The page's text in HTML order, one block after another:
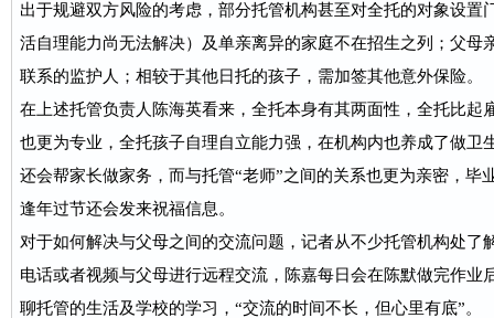
出于规避双方风险的考虑，部分托管机构甚至对全托的对象设置
活自理能力尚无法解决）及单亲离异的家庭不在招生之列；父母
联系的监护人；相较于其他日托的孩子，需加签其他意外保险。
在上述托管负责人陈海英看来，全托本身有其两面性，全托比起
也更为专业，全托孩子自理自立能力强，在机构内也养成了做卫
还会帮家长做家务，而与托管“老师”之间的关系也更为亲密，毕
逢年过节还会发来祝福信息。
对于如何解决与父母之间的交流问题，记者从不少托管机构处了
电话或者视频与父母进行远程交流，陈嘉每日会在陈默做完作业
聊托管的生活及学校的学习，“交流的时间不长，但心里有底”。